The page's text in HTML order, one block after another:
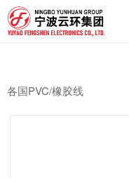
各国PVC/橡胶线